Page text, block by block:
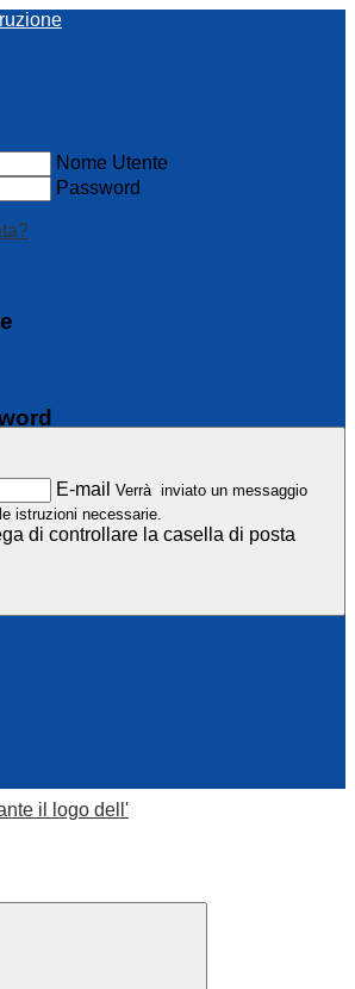
Nome Utente
Password
E-mail Verrà inviato un messaggio
istruzioni necessarie.
di controllare la casella di posta